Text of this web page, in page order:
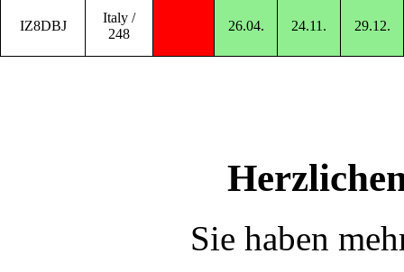
IZ8DBJ
Italy /
248
26.04. 24.11. 29.12.
Sie haben